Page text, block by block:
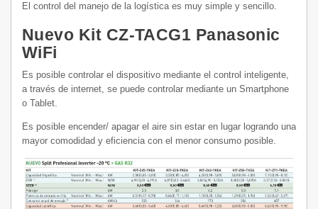
El control del manejo de la logística es muy simple y sencillo.
Nuevo Kit CZ-TACG1 Panasonic
WiFi
Es posible controlar el dispositivo mediante el control inteligente,
a través de internet, se puede controlar mediante un Smartphone
o Tablet.
Es posible encender/ apagar el aire sin estar en lugar logrando una
mayor comodidad y eficiencia con el menor consumo posible.